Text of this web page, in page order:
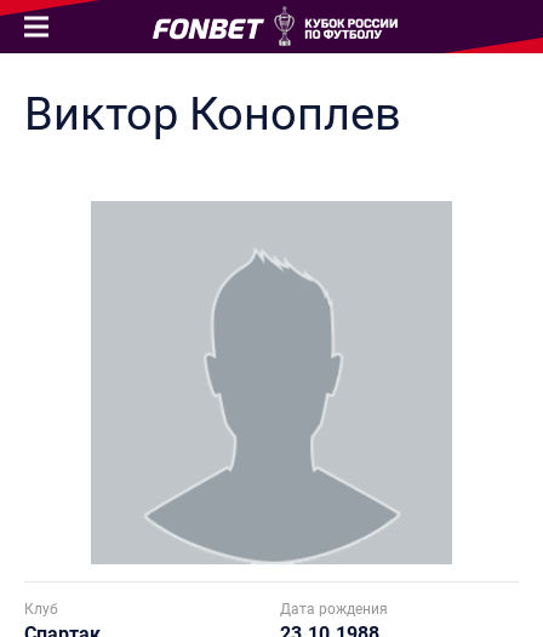
Виктор Коноплев
Клуб Дата рождения